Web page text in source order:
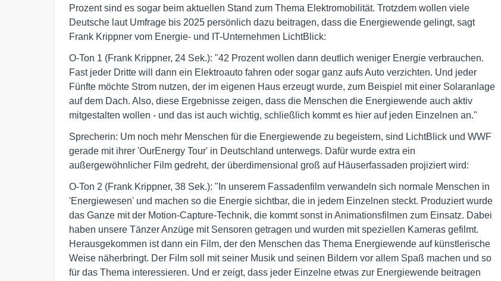
Prozent sind es sogar beim aktuellen Stand zum Thema Elektromobilität. Trotzdem wollen viele
Deutsche laut Umfrage bis 2025 persönlich dazu beitragen, dass die Energiewende gelingt, sagt
Frank Krippner vom Energie- und IT-Unternehmen LichtBlick:
O-Ton 1 (Frank Krippner, 24 Sek.): "42 Prozent wollen dann deutlich weniger Energie verbrauchen.
Fast jeder Dritte will dann ein Elektroauto fahren oder sogar ganz aufs Auto verzichten. Und jeder
Fünfte möchte Strom nutzen, der im eigenen Haus erzeugt wurde, zum Beispiel mit einer Solaranlage
auf dem Dach. Also, diese Ergebnisse zeigen, dass die Menschen die Energiewende auch aktiv
mitgestalten wollen - und das ist auch wichtig, schließlich kommt es hier auf jeden Einzelnen an."
Sprecherin: Um noch mehr Menschen für die Energiewende zu begeistern, sind LichtBlick und WWF
gerade mit ihrer 'OurEnergy Tour' in Deutschland unterwegs. Dafür wurde extra ein
außergewöhnlicher Film gedreht, der überdimensional groß auf Häuserfassaden projiziert wird:
O-Ton 2 (Frank Krippner, 38 Sek.): "In unserem Fassadenfilm verwandeln sich normale Menschen in
'Energiewesen' und machen so die Energie sichtbar, die in jedem Einzelnen steckt. Produziert wurde
das Ganze mit der Motion-Capture-Technik, die kommt sonst in Animationsfilmen zum Einsatz. Dabei
haben unsere Tänzer Anzüge mit Sensoren getragen und wurden mit speziellen Kameras gefilmt.
Herausgekommen ist dann ein Film, der den Menschen das Thema Energiewende auf künstlerische
Weise näherbringt. Der Film soll mit seiner Musik und seinen Bildern vor allem Spaß machen und so
für das Thema interessieren. Und er zeigt, dass jeder Einzelne etwas zur Energiewende beitragen